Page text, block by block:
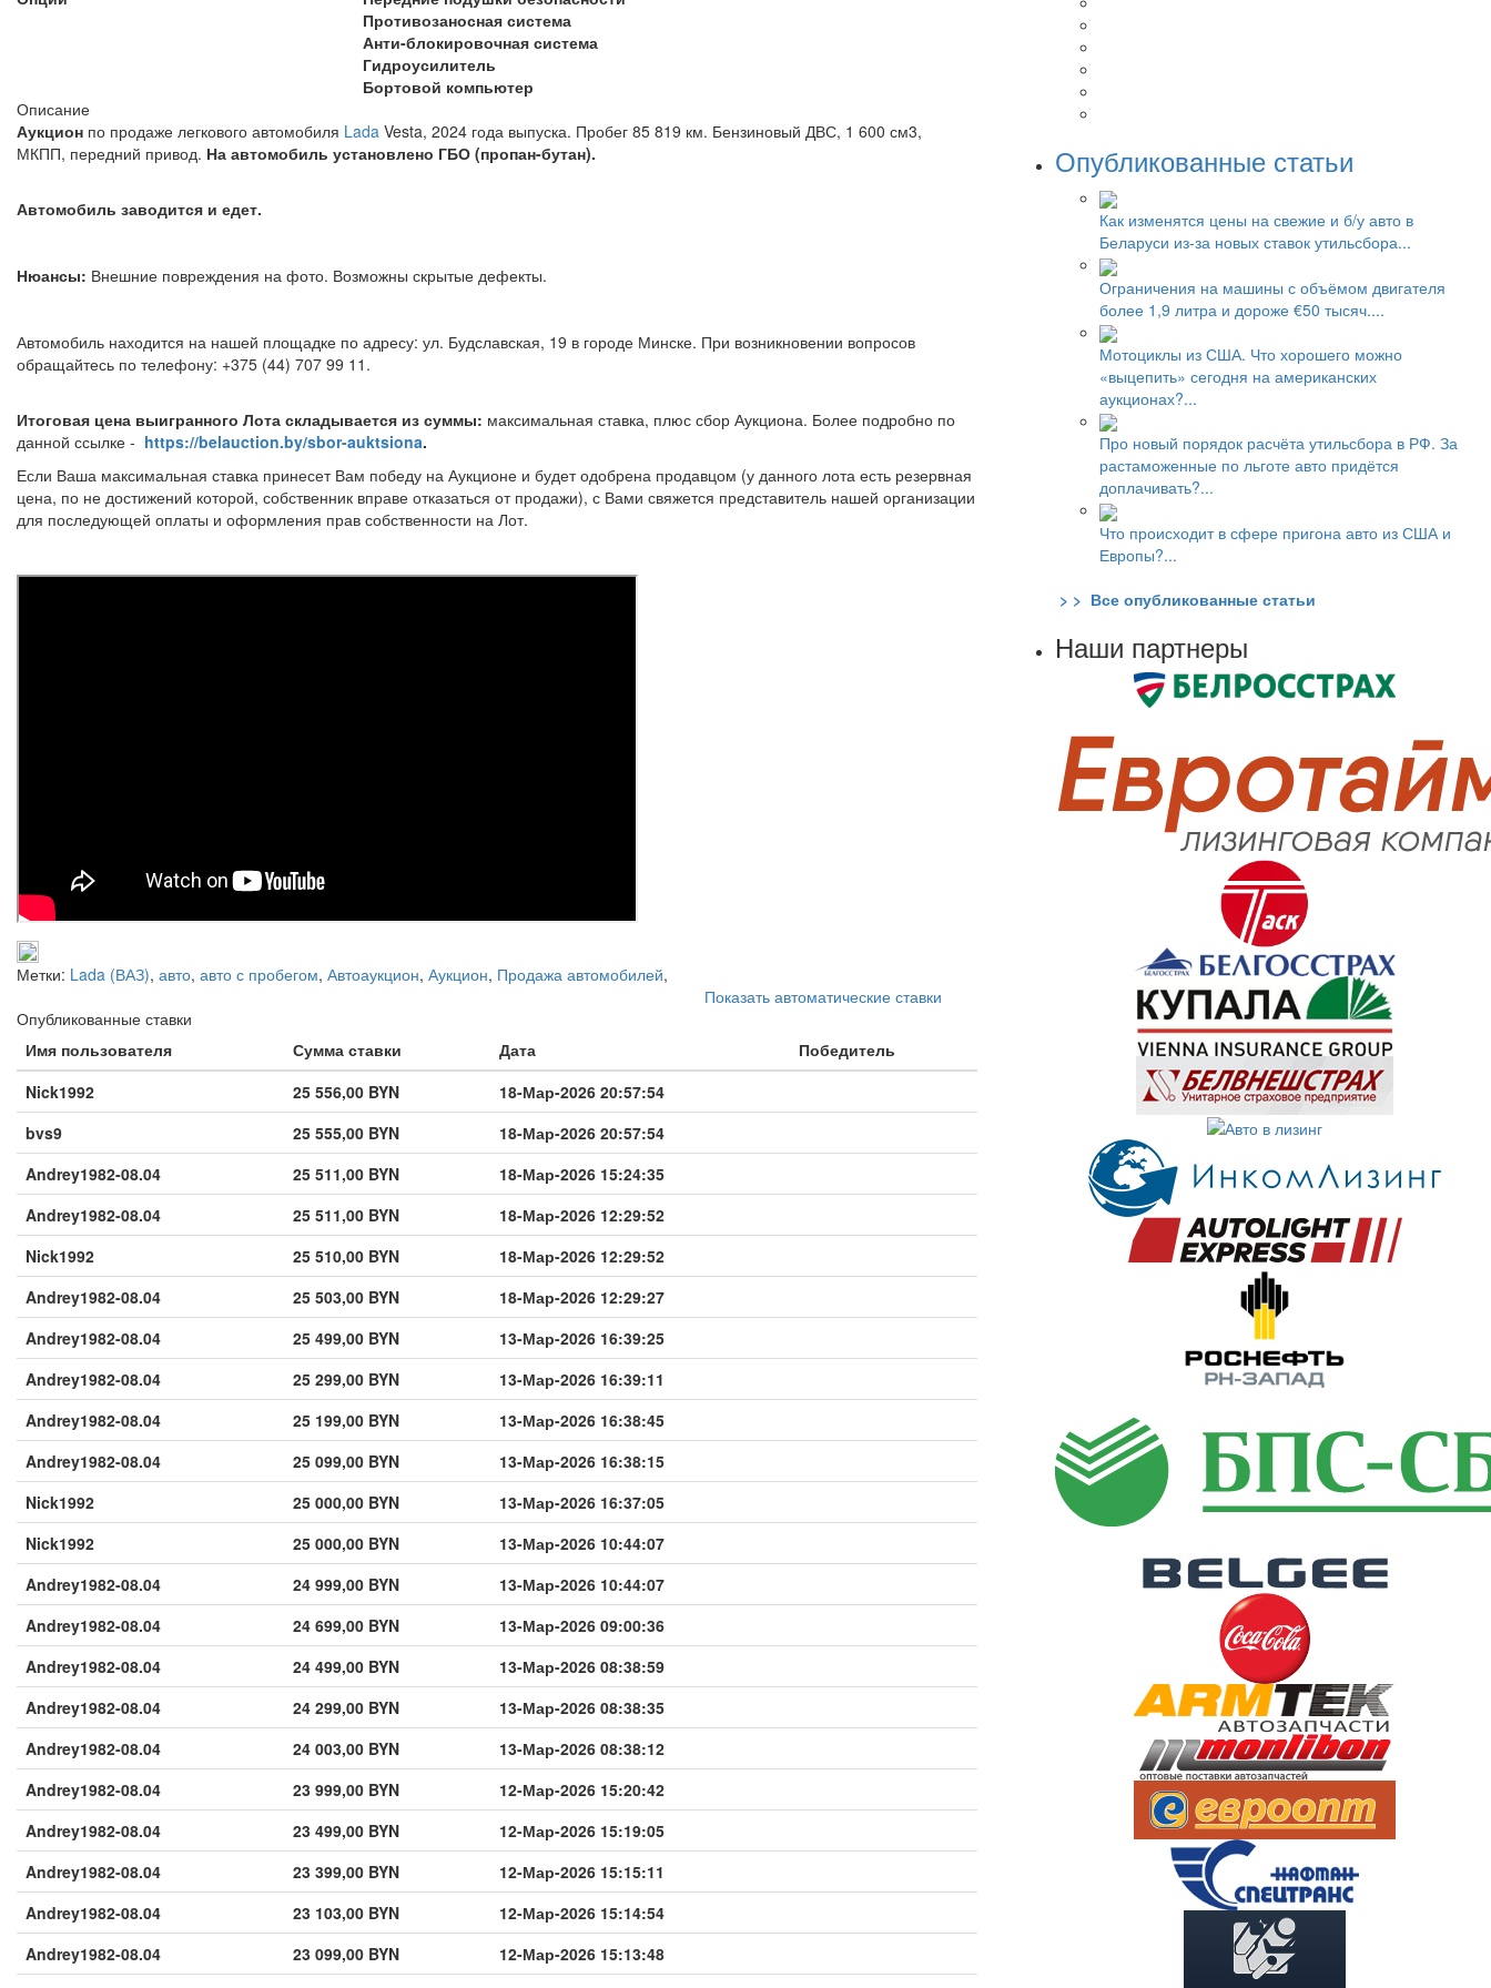
Противозаносная система
Анти-блокировочная система
Гидроусилитель
Бортовой компьютер
Описание
Аукцион по продаже легкового автомобиля Lada Vesta, 2024 года выпуска. Пробег 85 819 км. Бензиновый ДВС, 1 600 см3,
МКПП, передний привод. На автомобиль установлено ГБО (пропан-бутан).
Автомобиль заводится и едет.
Нюансы: Внешние повреждения на фото. Возможны скрытые дефекты.
Автомобиль находится на нашей площадке по адресу: ул. Будславская, 19 в городе Минске. При возникновении вопросов
обращайтесь по телефону: +375 (44) 707 99 11.
Итоговая цена выигранного Лота складывается из суммы: максимальная ставка, плюс сбор Аукциона. Более подробно по
данной ссылке - https://belauction.by/sbor-auktsiona.
Если Ваша максимальная ставка принесет Вам победу на Аукционе и будет одобрена продавцом (у данного лота есть резервная
цена, по не достижений которой, собственник вправе отказаться от продажи), с Вами свяжется представитель нашей организации
для последующей оплаты и оформления прав собственности на Лот.
Метки: Lada (ВАЗ), авто, авто с пробегом, Автоаукцион, Аукцион, Продажа автомобилей,
Показать автоматические ставки
Опубликованные ставки
Имя пользователя
Сумма ставки Дата
Победитель
Nick1992
25 556,00 BYN
18-Мар-2026 20:57:54
bvs9
25 555,00 BYN
18-Мар-2026 20:57:54
Andrey1982-08.04
25 511,00 BYN
18-Мар-2026 15:24:35
Andrey1982-08.04
25 511,00 BYN
18-Мар-2026 12:29:52
Nick1992
25 510,00 BYN
18-Мар-2026 12:29:52
Andrey1982-08.04
25 503,00 BYN
18-Мар-2026 12:29:27
Andrey1982-08.04
25 499,00 BYN
13-Мар-2026 16:39:25
Andrey1982-08.04
25 299,00 BYN
13-Мар-2026 16:39:11
Andrey1982-08.04
25 199,00 BYN
13-Мар-2026 16:38:45
Andrey1982-08.04
25 099,00 BYN
13-Мар-2026 16:38:15
Nick1992
25 000,00 BYN
13-Мар-2026 16:37:05
Nick1992
25 000,00 BYN
13-Мар-2026 10:44:07
Andrey1982-08.04
24 999,00 BYN
13-Мар-2026 10:44:07
Andrey1982-08.04
24 699,00 BYN
13-Мар-2026 09:00:36
Andrey1982-08.04
24 499,00 BYN
13-Мар-2026 08:38:59
Andrey1982-08.04
24 299,00 BYN
13-Мар-2026 08:38:35
Andrey1982-08.04
24 003,00 BYN
13-Мар-2026 08:38:12
Andrey1982-08.04
23 999,00 BYN
12-Мар-2026 15:20:42
Andrey1982-08.04
23 499,00 BYN
12-Мар-2026 15:19:05
Andrey1982-08.04
23 399,00 BYN
12-Мар-2026 15:15:11
Andrey1982-08.04
23 103,00 BYN
12-Мар-2026 15:14:54
Andrey1982-08.04
23 099,00 BYN
12-Мар-2026 15:13:48
Опубликованные статьи
Как изменятся цены на свежие и б/у авто в
Беларуси из-за новых ставок утильсбора...
Ограничения на машины с объёмом двигателя
более 1,9 литра и дороже €50 тысяч....
Мотоциклы из США. Что хорошего можно
«выцепить» сегодня на американских
аукционах?...
Про новый порядок расчёта утильсбора в РФ. За
растаможенные по льготе авто придётся
доплачивать?...
Что происходит в сфере пригона авто из США и
Европы?...
> > Все опубликованные статьи
Наши партнеры